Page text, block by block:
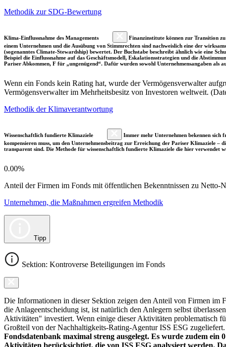
Methodik zur SDG-Bewertung
Klima-Einflussnahme des Managements
Finanzinstitute können zur Transition
einem Unternehmen und die Ausübung von Stimmrechten sind nachweislich eine der
(sogenanntes Climate-Stewardship) bewertet. Der Buchstabe beschreibt ähnlich wie eine
Beispiel die Einflussnahme auf das Geschäftsmodell, Eskalationsstrategien und die
Pariser Abkommen, F für „ungenügend“. Dafür wurden sowohl Unternehmensangaben als
Wenn ein Fonds kein Rating hat, wurde der Vermögensverwalter
Vermögensverwalter im Mehrheitsbesitz von Investoren weltweit.
Methodik der Klimaverantwortung
Wissenschaftlich fundierte Klimaziele
Immer mehr Unternehmen bekennen sich
kompensieren muss, um den Unternehmensbeitrag zur Erreichung der Pariser Klimaziele
transparent sind. Die Methode für wissenschaftlich fundierte Klimaziele die hier verwendet
0.00%
Anteil der Firmen im Fonds mit öffentlichen Bekenntnissen zu Netto-
Unternehmen, die Maßnahmen ergreifen Methodik
Tipp
Sektion: Kontroverse Beteiligungen im Fonds
Die Informationen in dieser Sektion zeigen den Anteil von Firmen
die Anlageentscheidung ist, ist natürlich den Anlegern selbst
Aktivitäten" investiert. Wenn einige dieser Aktivitäten problematisch
Großteil von der Nachhaltigkeits-Rating-Agentur ISS ESG zugeliefert.
Fondsdatenbank maximal streng ausgelegt. Es wurde zudem
Aktivitäten berücksichtigt, die von ISS ESG analysiert werden.